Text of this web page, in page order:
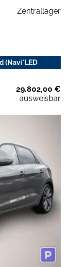
Zentrallager
(Navi*LED
29.802,00 €
ausweisbar